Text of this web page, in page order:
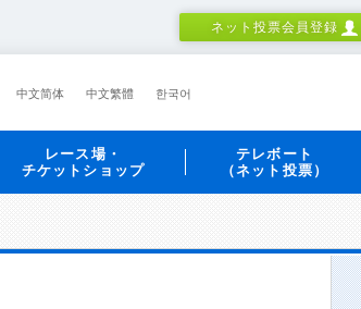
ネット投票会員登録
中文简体 中文繁體 한국어
レース場・
チケットショップ
テレボート
（ネット投票）